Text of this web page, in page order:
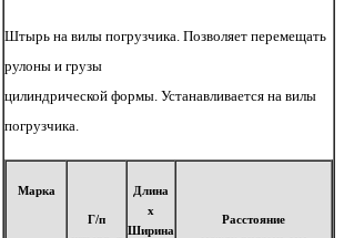
Штырь на вилы погрузчика. Позволяет перемещать
рулоны и грузы
цилиндрической формы. Устанавливается на вилы
погрузчика.
Марка
Г/п
Длина
х
Ширина
Расстояние